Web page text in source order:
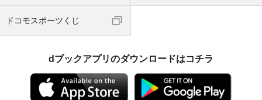
ドコモスポーツくじ
dブックアプリのダウンロードはコチラ